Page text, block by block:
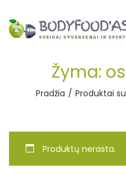
Žyma:
Pradžia / Produktai
Produktų nerasta.